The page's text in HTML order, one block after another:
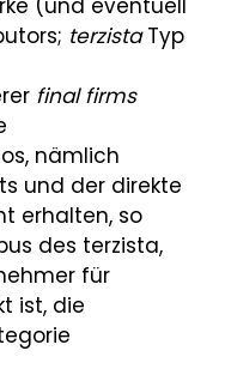
terzistaTyp
final firms
nämlich
und der direkte
erhalten, so
des terzista,
für
ist, die